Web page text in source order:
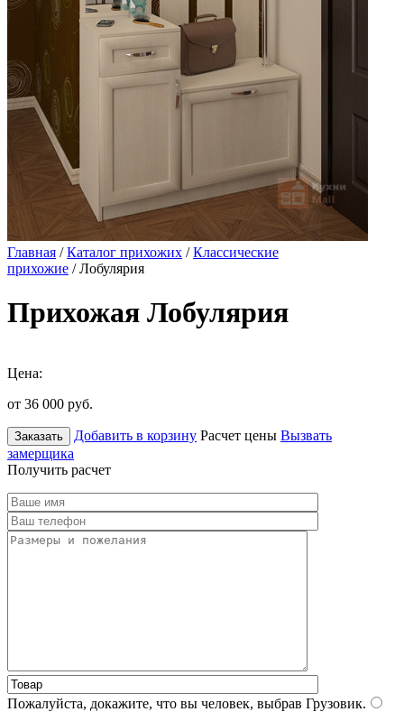
Главная /Каталог прихожих /Классические
прихожие / Лобулярия
Прихожая Лобулярия
Цена:
от 36 000 руб.
Заказать Добавить в корзину Расчет цены Вызвать
замерщика
Получить расчет
Пожалуйста, докажите, что вы человек, выбрав Грузовик.